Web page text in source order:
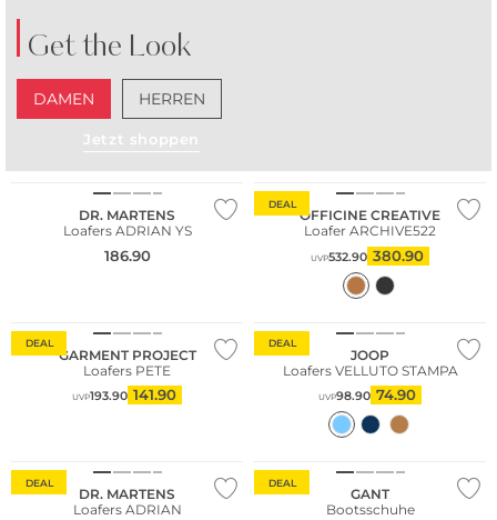
Get the Look
DAMEN HERREN
Jetzt shoppen
DR. MARTENS
Loafers ADRIAN YS
186.90
DEAL
OFFICINE CREATIVE
Loafer ARCHIVE522
UVP532.90 380.90
DEAL
GARMENT PROJECT
Loafers PETE
UVP193.90 141.90
DEAL
JOOP
Loafers VELLUTO STAMPA
UVP98.90 74.90
DEAL
DR. MARTENS
Loafers ADRIAN
DEAL
GANT
Bootsschuhe